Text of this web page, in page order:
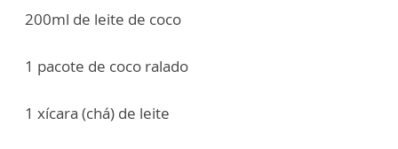
200ml de leite de coco
1 pacote de coco ralado
1 xícara (chá) de leite